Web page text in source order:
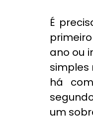
É
ano ou
simples
há
um